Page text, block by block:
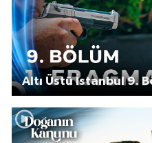
Altı Üstü İstanbul 9.